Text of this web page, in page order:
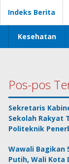
Indeks Berita
Kesehatan
Pos-pos
Sekretaris
Sekolah Rakyat
Politeknik
Wawali Bagikan
Putih, Wali Kota